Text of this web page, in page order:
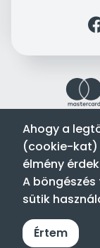
Festék’96
Tervezte és
Ahogy a
(cookie-kat)
élmény
A
sütik
Értem